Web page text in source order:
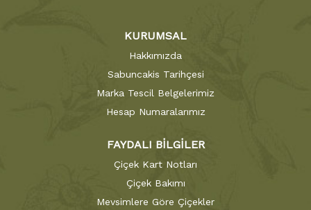
KURUMSAL
Hakkımızda
Sabuncakis Tarihçesi
Marka Tescil Belgelerimiz
Hesap Numaralarımız
FAYDALI BİLGİLER
Çiçek Kart Notları
Çiçek Bakımı
Mevsimlere Göre Çiçekler